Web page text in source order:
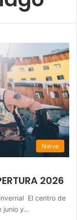
Nieve
2026
El centro de
junio y…